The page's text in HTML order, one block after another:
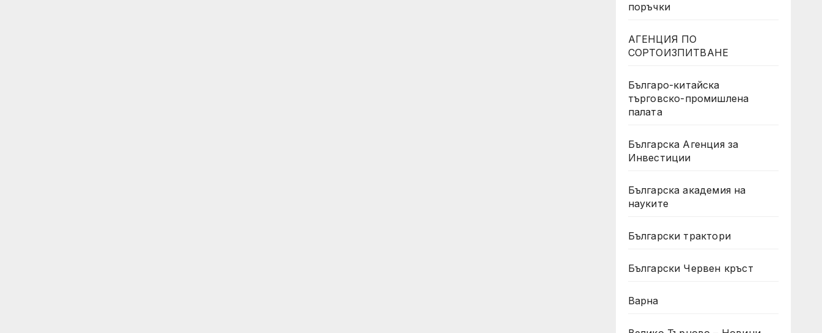
поръчки
АГЕНЦИЯ ПО
СОРТОИЗПИТВАНЕ
Българо-китайска
търговско-промишлена
палата
Българска Агенция за
Инвестиции
Българска академия на
науките
Български трактори
Български Червен кръст
Варна